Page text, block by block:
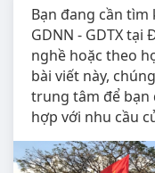
Bạn đang cần
GDNN - GDTX
nghề hoặc theo
bài viết này,
trung tâm để bạn
hợp với nhu cầu